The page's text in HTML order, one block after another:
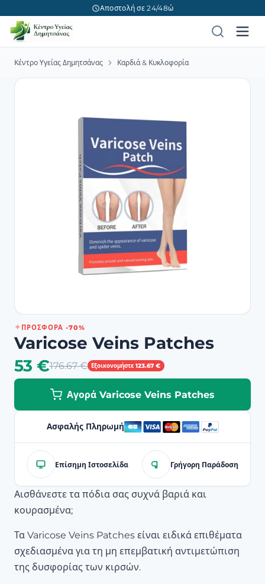
Αποστολή σε 24/48ώ
Κέντρο Υγείας Δημητσάνας Καρδιά & Κυκλοφορία
ΠΡΟΣΦΟΡΆ -70%
Varicose Veins Patches
53 €176.67 € Εξοικονομήστε 123.67 €
Αγορά Varicose Veins Patches
Ασφαλής Πληρωμή
Επίσημη Ιστοσελίδα Γρήγορη Παράδοση
Αισθάνεστε τα πόδια σας συχνά βαριά και
κουρασμένα;
Τα Varicose Veins Patches είναι ειδικά επιθέματα
σχεδιασμένα για τη μη επεμβατική αντιμετώπιση
της δυσφορίας των κιρσών.